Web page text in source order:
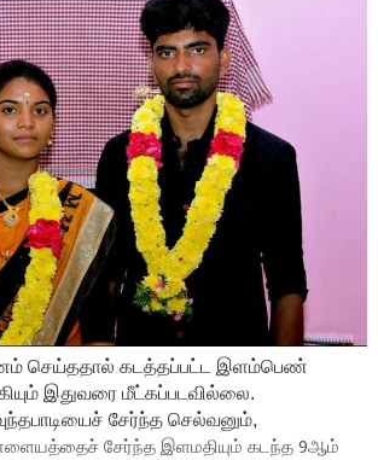
செய்ததால் கடத்தப்பட்ட இளம்பெண்
இதுவரை மீட்கப்படவில்லை.
சேர்ந்த செல்வனும்,
சேர்ந்த இளமதியும் கடந்த 9ஆம்